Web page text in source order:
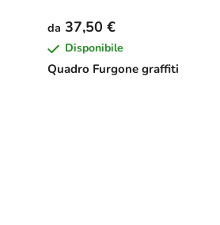
Quadro Furgone graffiti
da 37,50 €
Disponibile